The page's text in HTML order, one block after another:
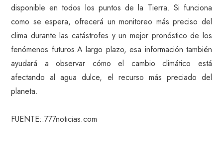
disponible en todos los puntos de la Tierra. Si funciona
como se espera, ofrecerá un monitoreo más preciso del
clima durante las catástrofes y un mejor pronóstico de los
fenómenos futuros.A largo plazo, esa información también
ayudará a observar cómo el cambio climático está
afectando al agua dulce, el recurso más preciado del
planeta.
FUENTE:.777noticias.com